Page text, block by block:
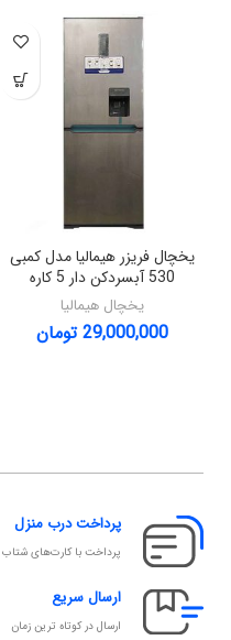
یخچال فریزر هیمالیا مدل کمبی
530 آبسردکن دار 5 کاره
یخچال هیمالیا
29,000,000 تومان
پرداخت درب منزل
پرداخت با کارت‌های شتاب
ارسال سریع
ارسال در کوتاه ترین زمان